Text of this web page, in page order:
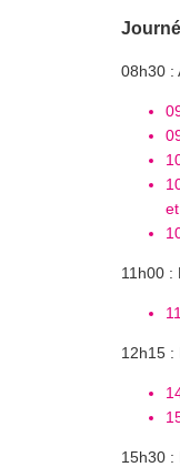
08h30 :
11h00 :
12h15 :
15h30 :